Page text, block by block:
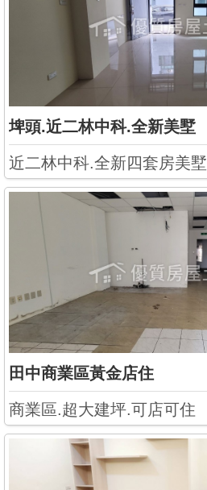
埤頭.近二林中科.全新美墅
近二林中科.全新四套房美墅
田中商業區黃金店住
商業區.超大建坪.可店可住